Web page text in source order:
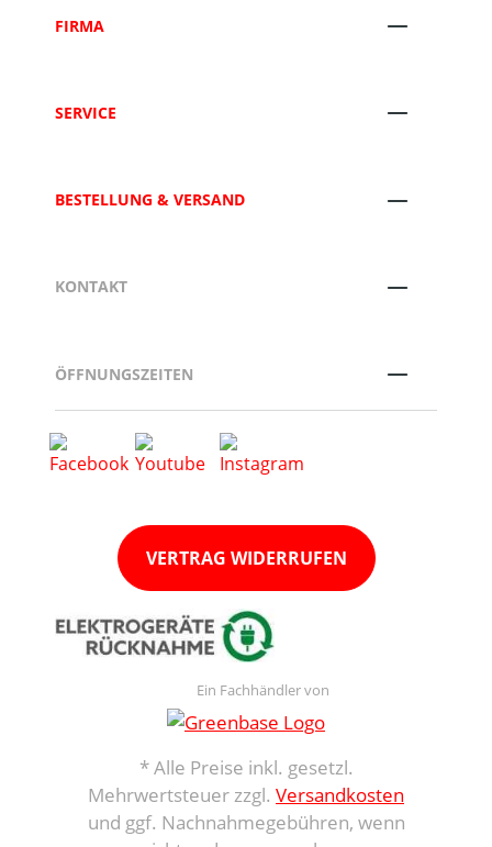
FIRMA
SERVICE
BESTELLUNG & VERSAND
KONTAKT
ÖFFNUNGSZEITEN
VERTRAG WIDERRUFEN
Ein Fachhändler von
* Alle Preise inkl. gesetzl.
Mehrwertsteuer zzgl. Versandkosten
und ggf. Nachnahmegebühren, wenn